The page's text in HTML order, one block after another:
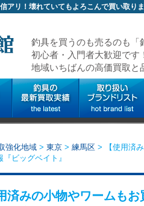
アリ！壊れていてもよろこんで買い取りま
釣具を買うのも売るのも「
初心者・入門者大歓迎です
地域いちばんの高価買取と
強化地域 > 東京 > 練馬区 >
【使用済
ビッグベイト』
済みの小物やワームも